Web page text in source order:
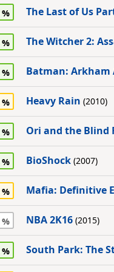
The Last of Us
The Witcher 2:
Batman: Arkham
Heavy Rain (2010)
Ori and the Blind
BioShock (2007)
Mafia: Definitive
NBA 2K16 (2015)
South Park: The